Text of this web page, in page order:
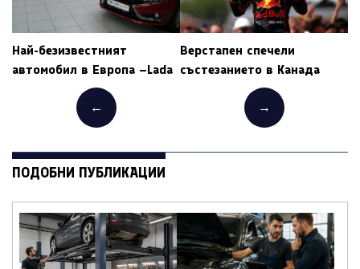
Най-безизвестният
автомобил в Европа –Lada
←
Верстапен спечели
състезанието в Канада
→
ПОДОБНИ ПУБЛИКАЦИИ